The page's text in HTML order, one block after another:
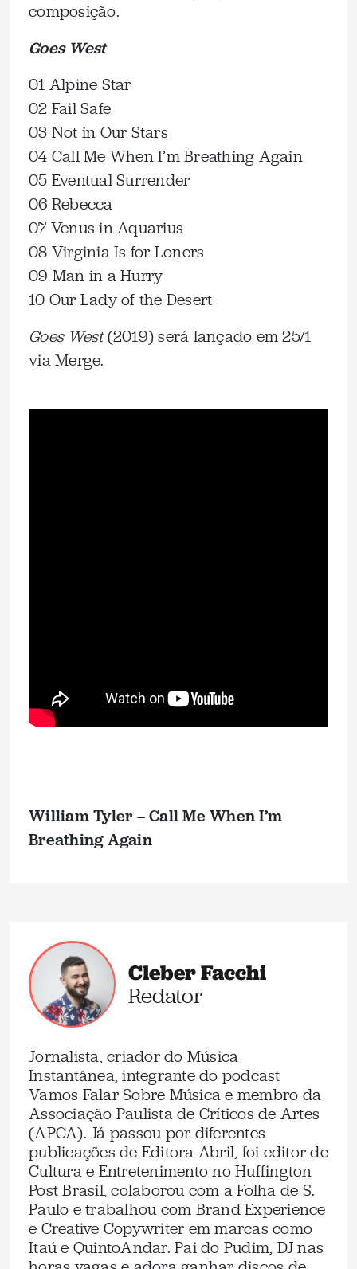
composição.
Goes West
01 Alpine Star
02 Fail Safe
03 Not in Our Stars
04 Call Me When I’m Breathing Again
05 Eventual Surrender
06 Rebecca
07 Venus in Aquarius
08 Virginia Is for Loners
09 Man in a Hurry
10 Our Lady of the Desert
Goes West(2019) será lançado em 25/1
via Merge.
William Tyler – Call Me When I’m
Breathing Again
Cleber Facchi
Redator
Jornalista, criador do Música
Instantânea, integrante do podcast
Vamos Falar Sobre Música e membro da
Associação Paulista de Críticos de Artes
(APCA). Já passou por diferentes
publicações de Editora Abril, foi editor de
Cultura e Entretenimento no Huffington
Post Brasil, colaborou com a Folha de S.
Paulo e trabalhou com Brand Experience
e Creative Copywriter em marcas como
Itaú e QuintoAndar. Pai do Pudim, DJ nas